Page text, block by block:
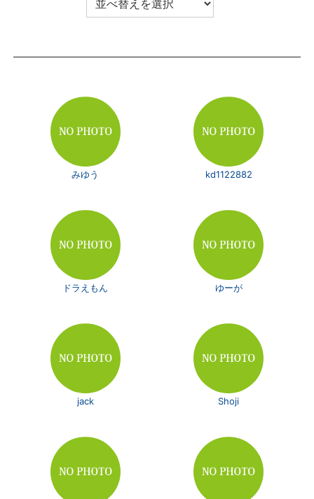
みゆう kd1122882
ドラえもん ゆーが
jack Shoji